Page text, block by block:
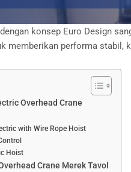
konsep Euro Design
memberikan performa stabil,
Overhead Crane
with Wire Rope Hoist
Hoist
Crane Merek Tavol